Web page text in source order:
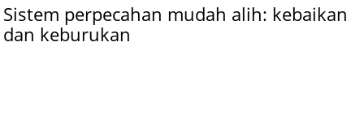
Sistem perpecahan mudah alih: kebaikan
dan keburukan